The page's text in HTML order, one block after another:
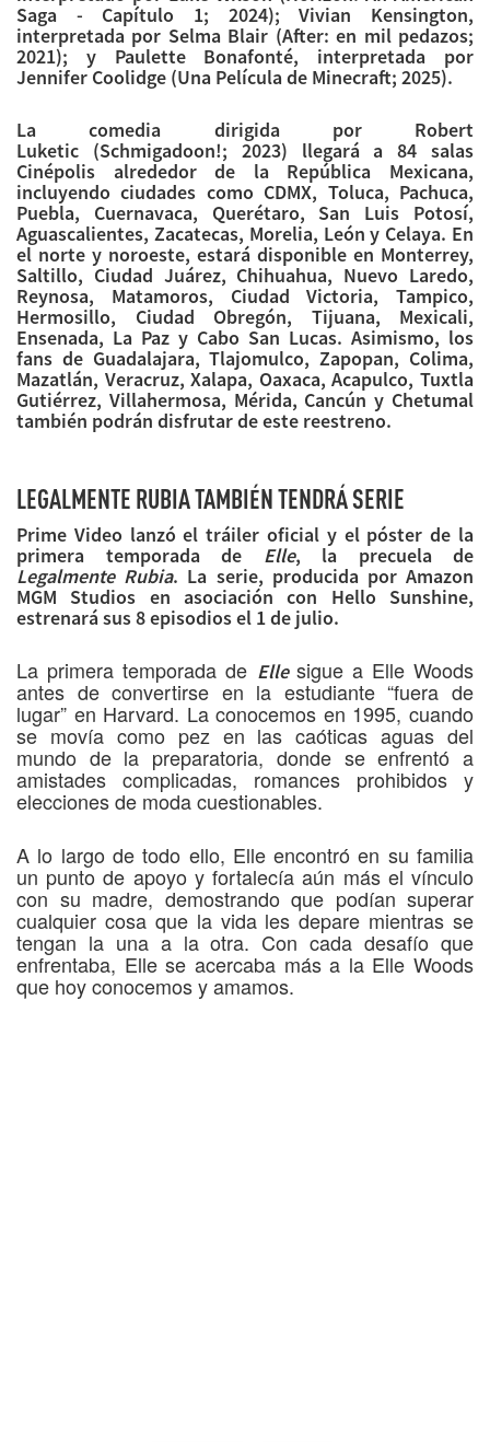
Saga - Capítulo 1; 2024); Vivian Kensington,
interpretada por Selma Blair (After: en mil pedazos;
2021); y Paulette Bonafonté, interpretada por
Jennifer Coolidge (Una Película de Minecraft; 2025).
La comedia dirigida por Robert
Luketic (Schmigadoon!; 2023) llegará a 84 salas
Cinépolis alrededor de la República Mexicana,
incluyendo ciudades como CDMX, Toluca, Pachuca,
Puebla, Cuernavaca, Querétaro, San Luis Potosí,
Aguascalientes, Zacatecas, Morelia, León y Celaya. En
el norte y noroeste, estará disponible en Monterrey,
Saltillo, Ciudad Juárez, Chihuahua, Nuevo Laredo,
Reynosa, Matamoros, Ciudad Victoria, Tampico,
Hermosillo, Ciudad Obregón, Tijuana, Mexicali,
Ensenada, La Paz y Cabo San Lucas. Asimismo, los
fans de Guadalajara, Tlajomulco, Zapopan, Colima,
Mazatlán, Veracruz, Xalapa, Oaxaca, Acapulco, Tuxtla
Gutiérrez, Villahermosa, Mérida, Cancún y Chetumal
también podrán disfrutar de este reestreno.
LEGALMENTE RUBIA TAMBIÉN TENDRÁ SERIE
Prime Video lanzó el tráiler oficial y el póster de la
primera temporada de Elle, la precuela de
Legalmente Rubia. La serie, producida por Amazon
MGM Studios en asociación con Hello Sunshine,
estrenará sus 8 episodios el 1 de julio.
La primera temporada de Elle sigue a Elle Woods
antes de convertirse en la estudiante “fuera de
lugar” en Harvard. La conocemos en 1995, cuando
se movía como pez en las caóticas aguas del
mundo de la preparatoria, donde se enfrentó a
amistades complicadas, romances prohibidos y
elecciones de moda cuestionables.
A lo largo de todo ello, Elle encontró en su familia
un punto de apoyo y fortalecía aún más el vínculo
con su madre, demostrando que podían superar
cualquier cosa que la vida les depare mientras se
tengan la una a la otra. Con cada desafío que
enfrentaba, Elle se acercaba más a la Elle Woods
que hoy conocemos y amamos.